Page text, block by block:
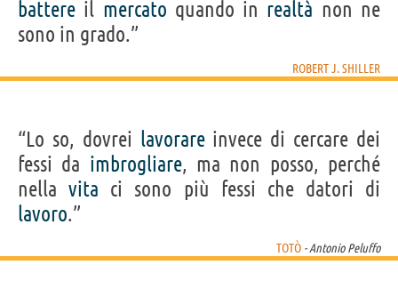
battere il mercato quando in realtà non ne
sono in grado.”
ROBERT J. SHILLER
“Lo so, dovrei lavorareinvece di cercare dei
fessi da imbrogliare, ma non posso, perché
nellavita ci sono più fessi che datori di
lavoro.”
TOTÒ - Antonio Peluffo